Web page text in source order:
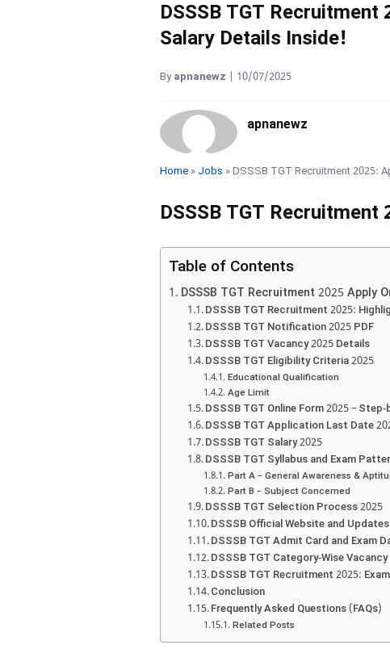
DSSSB TGT
Salary Details Inside!
Byapnanewz 10/07/2025
apnanewz
Home » Jobs » DSSSB TGT Recruitment 2025:
DSSSB TGT
Table of Contents
DSSSB TGT Recruitment 2025 Apply
DSSSB TGT Recruitment 2025:
DSSSB TGT Notification 2025 PDF
DSSSB TGT Vacancy 2025 Details
DSSSB TGT Eligibility Criteria 2025
Educational Qualification
Age Limit
DSSSB TGT Online Form 2025 –
DSSSB TGT Application Last Date
DSSSB TGT Salary 2025
DSSSB TGT Syllabus and Exam
Part A – General Awareness &
Part B – Subject Concerned
DSSSB TGT Selection Process 2025
DSSSB Official Website and Updates
DSSSB TGT Admit Card and Exam
DSSSB TGT Category-Wise Vacancy
DSSSB TGT Recruitment 2025:
Conclusion
Frequently Asked Questions (FAQs)
Related Posts